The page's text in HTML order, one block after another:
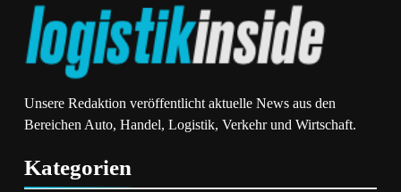
Unsere Redaktion veröffentlicht aktuelle News aus den
Bereichen Auto, Handel, Logistik, Verkehr und Wirtschaft.
Kategorien